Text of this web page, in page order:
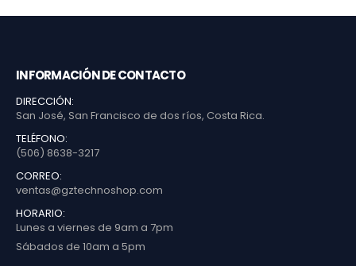
INFORMACIÓN DE CONTACTO
DIRECCIÓN:
San José, San Francisco de dos ríos, Costa Rica.
TELÉFONO:
(506) 8638-3217
CORREO:
ventas@gztechnoshop.com
HORARIO:
Lunes a viernes de 9am a 7pm
Sábados de 10am a 5pm